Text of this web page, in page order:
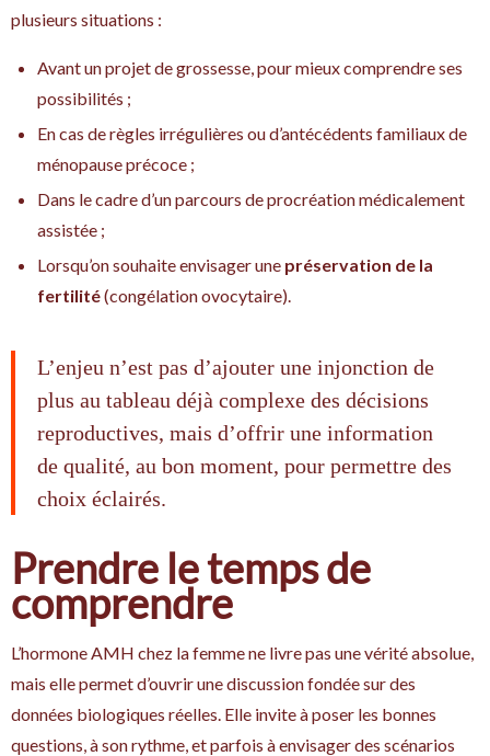
plusieurs situations :
Avant un projet de grossesse, pour mieux comprendre ses
possibilités ;
En cas de règles irrégulières ou d’antécédents familiaux de
ménopause précoce ;
Dans le cadre d’un parcours de procréation médicalement
assistée ;
Lorsqu’on souhaite envisager une préservation de la
fertilité(congélation ovocytaire).
L’enjeu n’est pas d’ajouter une injonction de
plus au tableau déjà complexe des décisions
reproductives, mais d’offrir une information
de qualité, au bon moment, pour permettre des
choix éclairés.
Prendre le temps de
comprendre
L’hormone AMH chez la femme ne livre pas une vérité absolue,
mais elle permet d’ouvrir une discussion fondée sur des
données biologiques réelles. Elle invite à poser les bonnes
questions, à son rythme, et parfois à envisager des scénarios